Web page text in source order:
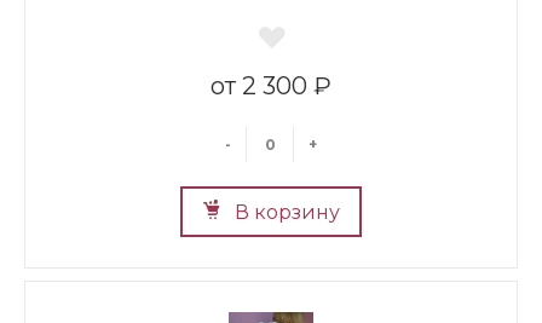
2 300 ₽
- +
В корзину